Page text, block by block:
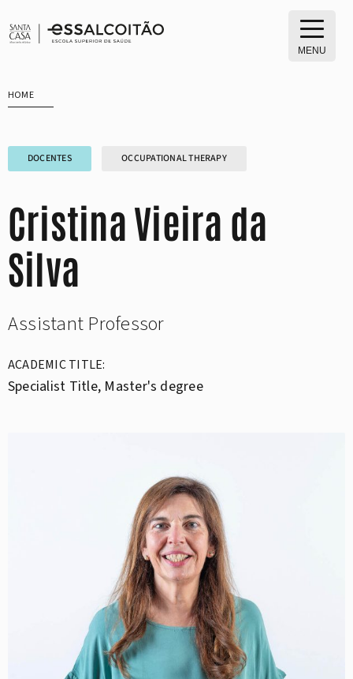
to
MENU
HOME
DOCENTES OCCUPATIONAL THERAPY
Cristina Vieira da
Silva
Assistant Professor
ACADEMIC TITLE:
Specialist Title, Master's degree